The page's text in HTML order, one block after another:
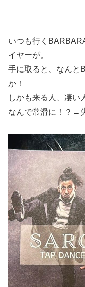
いつも行く
イヤーが。
手に取ると、なんと
か！
しかも来る人、凄い
なんで常滑に！？←